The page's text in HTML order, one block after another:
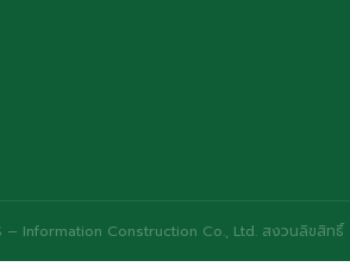
Information Construction Co., Ltd. สงวนลิขสิทธิ์